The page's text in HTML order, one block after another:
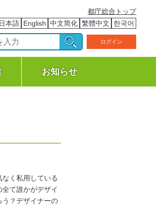
都庁総合トップ
日本語 English 中文简化 繁體中文 한국어
ログイン
お知らせ
く私用している
て誰かがデザイ
う？デザイナーの